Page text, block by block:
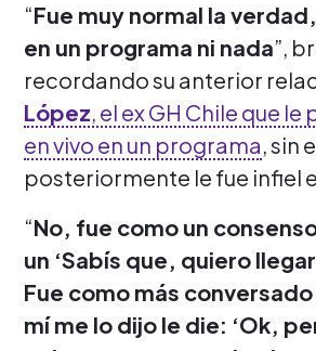
“Fue muy normal la
en un programa ni nada”,
recordando su anterior
López, el ex GH Chile que
en vivo en un programa, sin
posteriormente le fue infiel
“No, fue como un
un ‘Sabís que, quiero
Fue como más
mí me lo dijo le die: ‘Ok,